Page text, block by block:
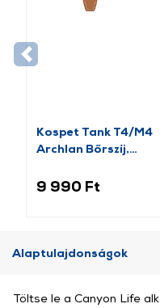
Kospet Tank T4/M4
Archlan Bőrszíj,
9 990 Ft
Alaptulajdonságok
Töltse le a Canyon Life